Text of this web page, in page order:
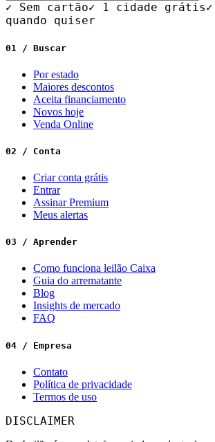
✓ Sem cartão✓ 1 cidade grátis
quando quiser
01 / Buscar
Por estado
Maiores descontos
Aceita financiamento
Novos hoje
Venda Online
02 / Conta
Criar conta grátis
Entrar
Assinar Premium
Meus alertas
03 / Aprender
Como funciona leilão Caixa
Guia do arrematante
Blog
Insights de mercado
FAQ
04 / Empresa
Contato
Política de privacidade
Termos de uso
DISCLAIMER